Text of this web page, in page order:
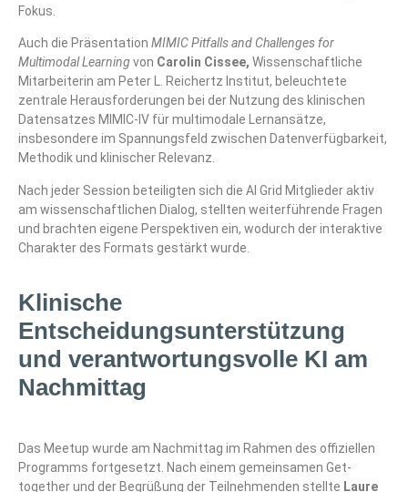
Fokus.
Auch die Präsentation MIMIC Pitfalls and Challenges for
Multimodal Learningvon Carolin Cissee, Wissenschaftliche
Mitarbeiterin am Peter L. Reichertz Institut, beleuchtete
zentrale Herausforderungen bei der Nutzung des klinischen
Datensatzes MIMIC-IV für multimodale Lernansätze,
insbesondere im Spannungsfeld zwischen Datenverfügbarkeit,
Methodik und klinischer Relevanz.
Nach jeder Session beteiligten sich die AI Grid Mitglieder aktiv
am wissenschaftlichen Dialog, stellten weiterführende Fragen
und brachten eigene Perspektiven ein, wodurch der interaktive
Charakter des Formats gestärkt wurde.
Klinische
Entscheidungsunterstützung
und verantwortungsvolle KI am
Nachmittag
Das Meetup wurde am Nachmittag im Rahmen des offiziellen
Programms fortgesetzt. Nach einem gemeinsamen Get-
together und der Begrüßung der Teilnehmenden stellte Laure